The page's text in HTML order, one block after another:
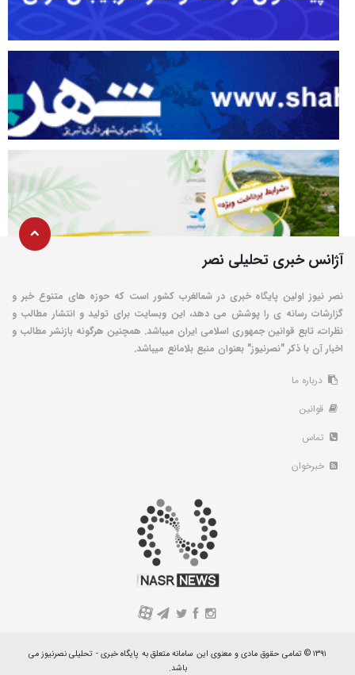
آژانس خبری تحلیلی نصر
نصر نیوز اولین پایگاه خبری در شمالغرب کشور است که حوزه های متنوع خبر و
گزارشات رسانه ی را پوشش می دهد، این وبسایت برای تولید و انتشار مطالب و
نظرات، تابع قوانین جمهوری اسلامی ایران میباشد. همچنین هرگونه بازنشر مطالب و
اخبار آن با ذکر "نصرنیوز" بعنوان منبع بلامانع میباشد.
درباره ما
قوانین
تماس
خبرخوان
A
۱۳۹۱ © تمامی حقوق مادی و معنوی این سامانه متعلق به پایگاه خبری - تحلیلی نصرنیوز می
باشد.